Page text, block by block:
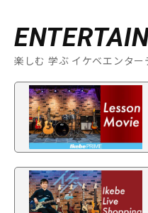
楽しむ 学ぶ イケベエンター